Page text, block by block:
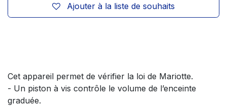
Ajouter à la liste de souhaits
Cet appareil permet de vérifier la loi de Mariotte.
- Un piston à vis contrôle le volume de l’enceinte
graduée.